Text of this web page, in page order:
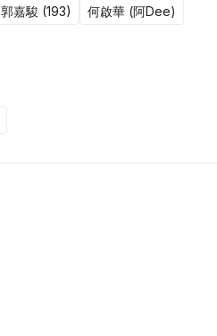
郭嘉駿 (193) 何啟華 (阿Dee)